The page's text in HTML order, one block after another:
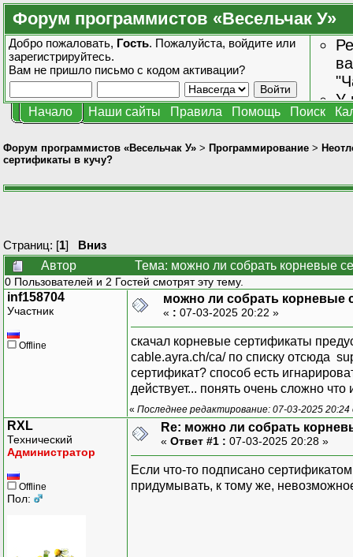
Форум программистов «Весельчак У»
Добро пожаловать, Гость. Пожалуйста, войдите или
зарегистрируйтесь.
Вам не пришло письмо с кодом активации?
У
Начало Наши сайты Правила Помощь Поиск
Форум программистов «Весельчак У» > Программирование >
сертификаты в кучу?
Страниц: [1] Вниз
Автор
Тема: можно ли собрать корневые
0 Пользователей и 2 Гостей смотрят эту тему.
inf158704
Участник
Offline
можно ли собрать корневые
« : 07-03-2025 20:22 »
скачал корневые сертификаты
cable.ayra.ch/ca/ по списку отсюда
сертификат? способ есть
действует... понять очень сложно что
« Последнее редактирование: 07-03-2025
RXL
Технический
Администратор
Offline
Пол:
Re: можно ли собрать
« Ответ #1 : 07-03-2025 20:28 »
Если что-то подписано
придумывать, к тому же,